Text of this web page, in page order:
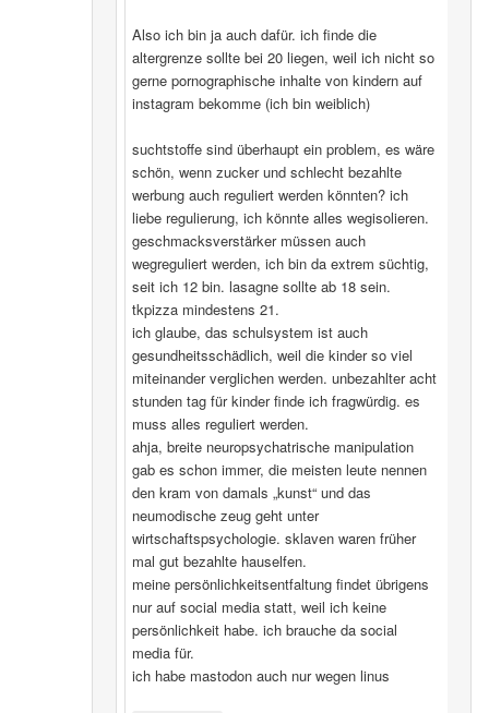
Also ich bin ja auch dafür. ich finde die
altergrenze sollte bei 20 liegen, weil ich nicht so
gerne pornographische inhalte von kindern auf
instagram bekomme (ich bin weiblich)
suchtstoffe sind überhaupt ein problem, es wäre
schön, wenn zucker und schlecht bezahlte
werbung auch reguliert werden könnten? ich
liebe regulierung, ich könnte alles wegisolieren.
geschmacksverstärker müssen auch
wegreguliert werden, ich bin da extrem süchtig,
seit ich 12 bin. lasagne sollte ab 18 sein.
tkpizza mindestens 21.
ich glaube, das schulsystem ist auch
gesundheitsschädlich, weil die kinder so viel
miteinander verglichen werden. unbezahlter acht
stunden tag für kinder finde ich fragwürdig. es
muss alles reguliert werden.
ahja, breite neuropsychatrische manipulation
gab es schon immer, die meisten leute nennen
den kram von damals „kunst“ und das
neumodische zeug geht unter
wirtschaftspsychologie. sklaven waren früher
mal gut bezahlte hauselfen.
meine persönlichkeitsentfaltung findet übrigens
nur auf social media statt, weil ich keine
persönlichkeit habe. ich brauche da social
media für.
ich habe mastodon auch nur wegen linus